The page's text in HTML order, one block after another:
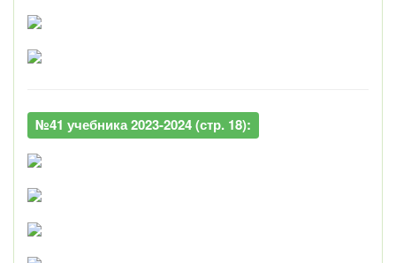
№41 учебника 2023-2024 (стр. 18):